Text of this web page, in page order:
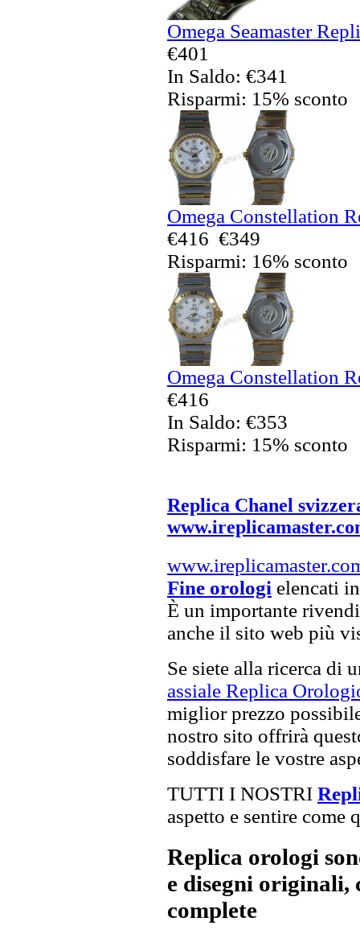
Omega Seamaster
€401
In Saldo: €341
Risparmi: 15% sconto
Omega Constellation
€416 €349
Risparmi: 16% sconto
Omega Constellation
€416
In Saldo: €353
Risparmi: 15% sconto
Replica Chanel
Fine orologi elencati
È un importante
anche il sito web più
Se siete alla ricerca di
assiale Replica
miglior prezzo
nostro sito offrirà
soddisfare le vostre
TUTTI I NOSTRI
aspetto e sentire
Replica orologi
e disegni originali,
complete